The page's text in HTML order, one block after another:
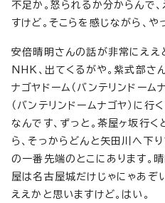
不足か。怒られるか分からんで
すけど。そこらを感じながら、や
安倍晴明さんの話が非常にええ
NHK、出てくるがや。紫式部さ
ナゴヤドーム（バンテリンドーム
（バンテリンドームナゴヤ）に行
なんです、ずっと。茶屋ヶ坂行く
ら、そっからどんと矢田川へ下
の一番先端のとこにあります。
屋は名古屋城だけじゃにゃあぞ
ええかと思いますけど。はい。